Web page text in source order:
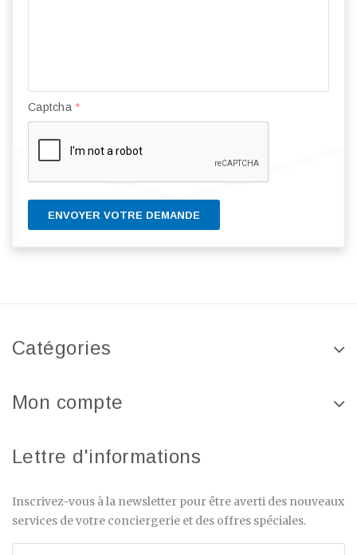
Captcha *
ENVOYER VOTRE DEMANDE
Catégories
Mon compte
Lettre d'informations
Inscrivez-vous à la newsletter pour être averti des nouveaux
services de votre conciergerie et des offres spéciales.